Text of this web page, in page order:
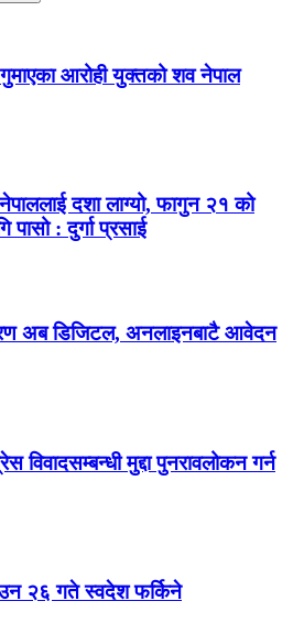
आरोही युक्तको शव नेपाल
दशा लाग्यो, फागुन २१ को
पासो : दुर्गा प्रसाई
अब डिजिटल, अनलाइनबाटै आवेदन
विवादसम्बन्धी मुद्दा पुनरावलोकन गर्न
२६ गते स्वदेश फर्किने